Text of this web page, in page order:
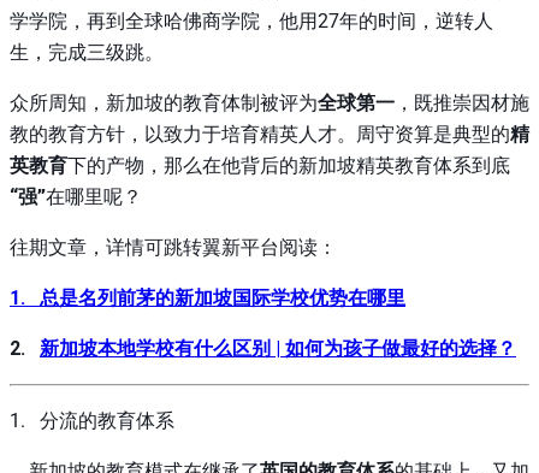
学学院，再到全球哈佛商学院，他用27年的时间，逆转人
生，完成三级跳。
众所周知，新加坡的教育体制被评为全球第一 ，既推崇因材施
教的教育方针，以致力于培育精英人才。周守资算是典型的精
英教育下的产物，那么在他背后的新加坡精英教育体系到底
“强”在哪里呢？
往期文章，详情可跳转翼新平台阅读：
1. 总是名列前茅的新加坡国际学校优势在哪里
2. 新加坡本地学校有什么区别 | 如何为孩子做最好的选择？
1. 分流的教育体系